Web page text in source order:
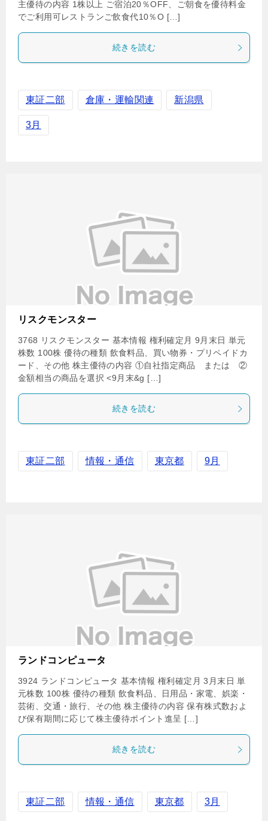
主優待の内容 1株以上 ご宿泊20％OFF、ご朝食を優待料金
でご利用可レストランご飲食代10％O […]
続きを読む
東証二部 倉庫・運輸関連 新潟県
3月
リスクモンスター
3768 リスクモンスター 基本情報 権利確定月 9月末日 単元
株数 100株 優待の種類 飲食料品、買い物券・プリペイドカ
ード、その他 株主優待の内容 ①自社指定商品 または ②
金額相当の商品を選択 <9月末&g […]
続きを読む
東証二部 情報・通信 東京都 9月
ランドコンピュータ
3924 ランドコンピュータ 基本情報 権利確定月 3月末日 単
元株数 100株 優待の種類 飲食料品、日用品・家電、娯楽・
芸術、交通・旅行、その他 株主優待の内容 保有株式数およ
び保有期間に応じて株主優待ポイント進呈 […]
続きを読む
東証二部 情報・通信 東京都 3月